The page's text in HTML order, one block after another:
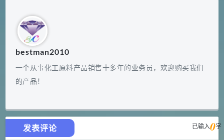
bestman2010
一个从事化工原料产品销售十多年的业务员，欢迎购买我们
的产品！
发表评论 已输入0字